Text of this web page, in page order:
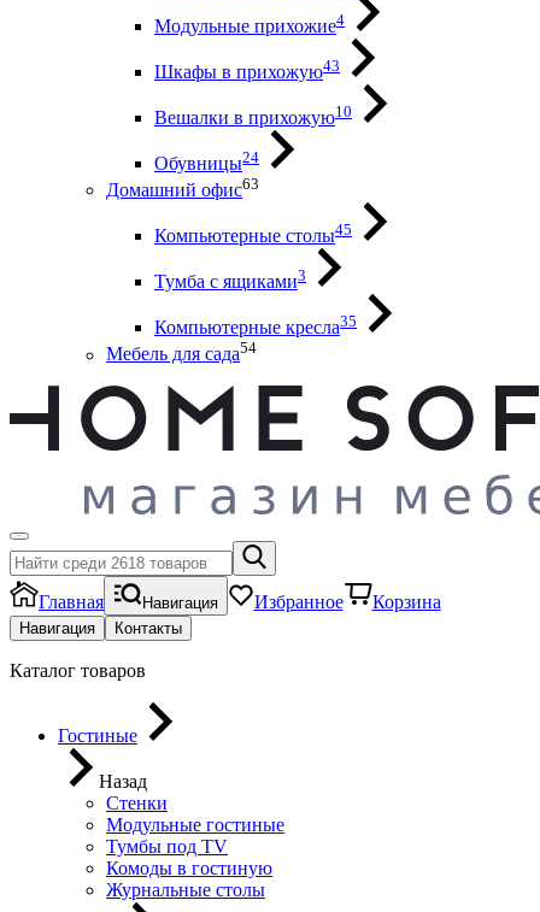
Модульные прихожие4
Шкафы в прихожую43
Вешалки в прихожую10
Обувницы24
Домашний офис63
Компьютерные столы45
Тумба с ящиками3
Компьютерные кресла35
Мебель для сада54
Главная Навигация Избранное Корзина
Навигация Контакты
Каталог товаров
Гостиные
Назад
Стенки
Модульные гостиные
Тумбы под ТV
Комоды в гостиную
Журнальные столы